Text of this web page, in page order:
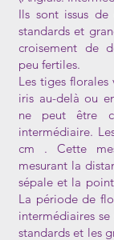
Ils sont issus de
standards et
croisement de
peu fertiles.
Les tiges
iris au-delà ou
ne peut être
intermédiaire.
cm . Cette
mesurant la
sépale et la
La période de
intermédiaires
standards et les